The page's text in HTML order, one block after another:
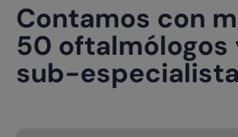
Contamos con
50 oftalmólogos
sub-